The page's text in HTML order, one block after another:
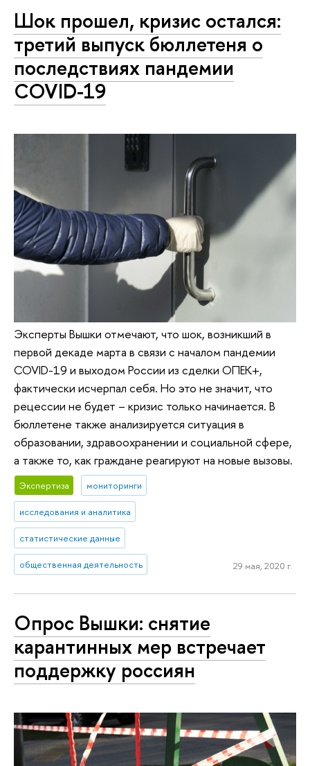
Шок прошел, кризис остался:
третий выпуск бюллетеня о
последствиях пандемии
COVID-19
Эксперты Вышки отмечают, что шок, возникший в
первой декаде марта в связи с началом пандемии
COVID-19 и выходом России из сделки ОПЕК+,
фактически исчерпал себя. Но это не значит, что
рецессии не будет – кризис только начинается. В
бюллетене также анализируется ситуация в
образовании, здравоохранении и социальной сфере,
а также то, как граждане реагируют на новые вызовы.
Экспертиза мониторинги
исследования и аналитика
статистические данные
общественная деятельность 29 мая, 2020 г.
Опрос Вышки: снятие
карантинных мер встречает
поддержку россиян